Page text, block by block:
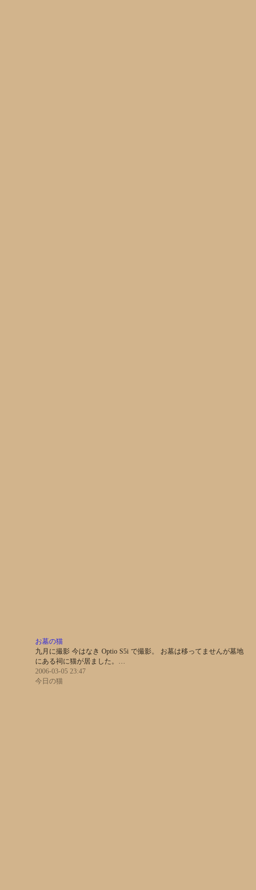
お墓の猫
九月に撮影 今はなき Optio S5i で撮影。 お墓は移ってませんが墓地
にある祠に猫が居ました。…
2006-03-05 23:47
今日の猫